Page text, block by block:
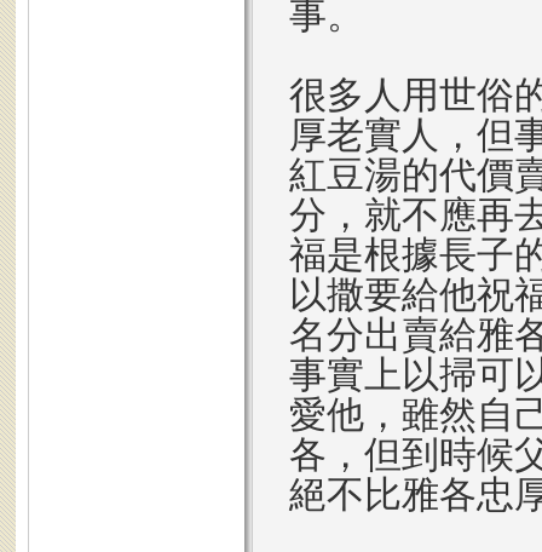
事。
很多人用世俗
厚老實人，但
紅豆湯的代價
分，就不應再
福是根據長子
以撒要給他祝
名分出賣給雅
事實上以掃可
愛他，雖然自
各，但到時候
絕不比雅各忠